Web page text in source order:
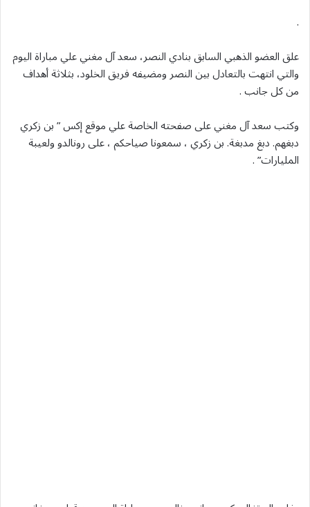
.
علق العضو الذهبي السابق بنادي النصر، سعد آل مغني علي مباراة اليوم
والتي انتهت بالتعادل بين النصر ومضيفه فريق الخلود، بثلاثة أهداف
من كل جانب .
وكتب سعد آل مغني على صفحته الخاصة علي موقع إكس ” بن زكري
دبغهم. دبغ مدبغة. بن زكري ، سمعونا صياحكم ، على رونالدو ولعيبة
المليارات” .